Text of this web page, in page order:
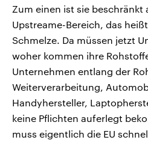
Zum einen ist sie beschränkt
Upstreame-Bereich, das
Schmelze. Da müssen jetzt
woher kommen ihre
Unternehmen entlang der
Weiterverarbeitung,
Handyhersteller,
keine Pflichten auferlegt
muss eigentlich die EU